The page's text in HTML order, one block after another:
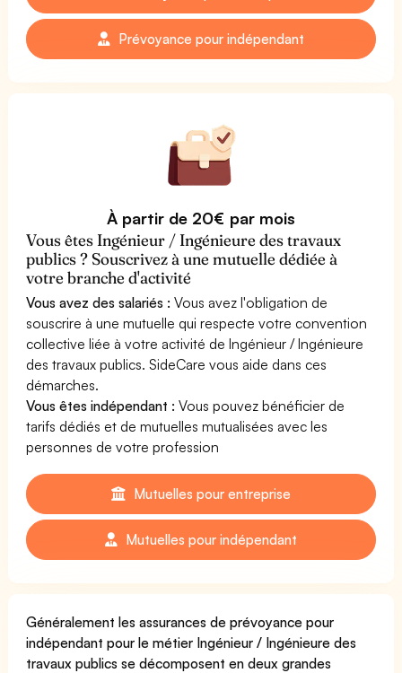
Prévoyance pour indépendant
À partir de 20€ par mois
Vous êtes Ingénieur / Ingénieure des travaux
publics ? Souscrivez à une mutuelle dédiée à
votre branche d'activité
Vous avez des salariés : Vous avez l'obligation de
souscrire à une mutuelle qui respecte votre convention
collective liée à votre activité de Ingénieur / Ingénieure
des travaux publics. SideCare vous aide dans ces
démarches.
Vous êtes indépendant : Vous pouvez bénéficier de
tarifs dédiés et de mutuelles mutualisées avec les
personnes de votre profession
Mutuelles pour entreprise
Mutuelles pour indépendant
Généralement les assurances de prévoyance pour
indépendant pour le métier Ingénieur / Ingénieure des
travaux publics se décomposent en deux grandes